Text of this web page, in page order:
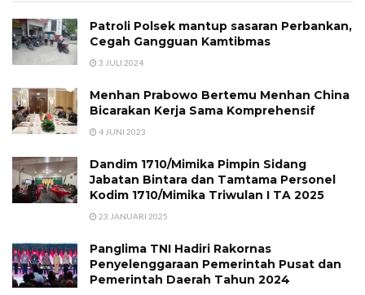
Patroli Polsek mantup sasaran Perbankan,
Cegah Gangguan Kamtibmas
3 JULI 2024
Menhan Prabowo Bertemu Menhan China
Bicarakan Kerja Sama Komprehensif
4 JUNI 2023
Dandim 1710/Mimika Pimpin Sidang
Jabatan Bintara dan Tamtama Personel
Kodim 1710/Mimika Triwulan I TA 2025
23 JANUARI 2025
Panglima TNI Hadiri Rakornas
Penyelenggaraan Pemerintah Pusat dan
Pemerintah Daerah Tahun 2024